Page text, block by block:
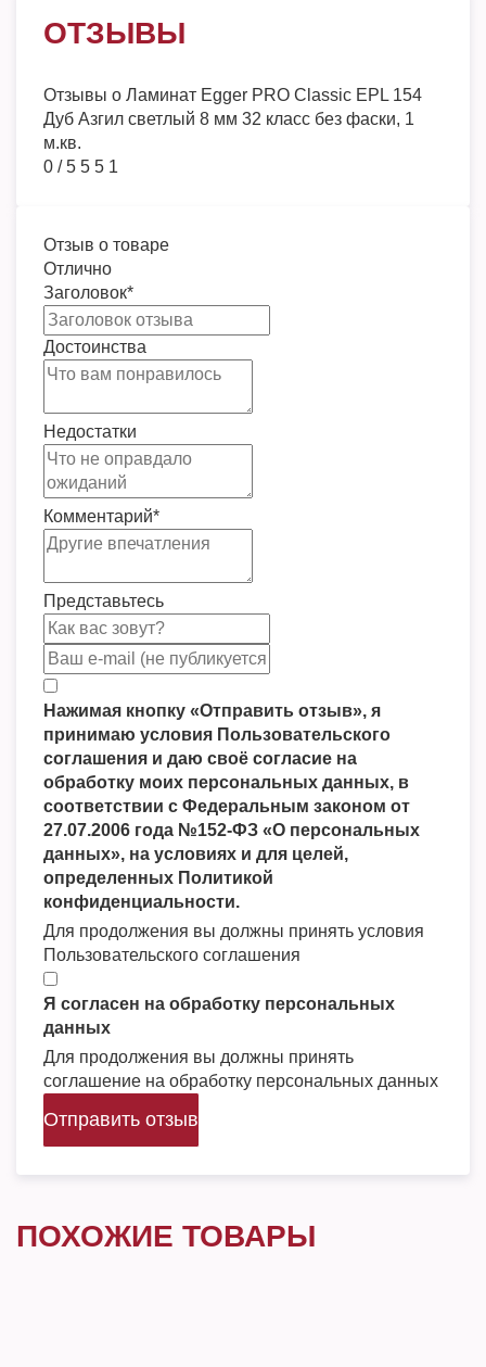
ОТЗЫВЫ
Отзывы о Ламинат Egger PRO Classic EPL 154
Дуб Азгил светлый 8 мм 32 класс без фаски, 1
м.кв.
0 /5 5 5 1
Отзыв о товаре
Отлично
Заголовок*
Достоинства
Недостатки
Комментарий*
Представьтесь
Нажимая кнопку «Отправить отзыв», я
принимаю условия Пользовательского
соглашения и даю своё согласие на
обработку моих персональных данных, в
соответствии с Федеральным законом от
27.07.2006 года №152-ФЗ «О персональных
данных», на условиях и для целей,
определенных Политикой
конфиденциальности.
Для продолжения вы должны принять условия
Пользовательского соглашения
Я согласен на обработку персональных
данных
Для продолжения вы должны принять
соглашение на обработку персональных данных
Отправить отзыв
ПОХОЖИЕ ТОВАРЫ